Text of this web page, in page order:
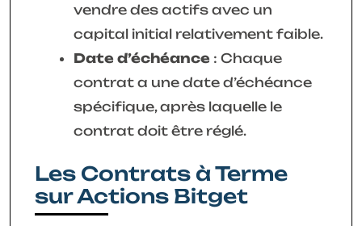
vendre des actifs avec un
capital initial relativement faible.
Date d’échéance : Chaque
contrat a une date d’échéance
spécifique, après laquelle le
contrat doit être réglé.
Les Contrats à Terme
sur Actions Bitget